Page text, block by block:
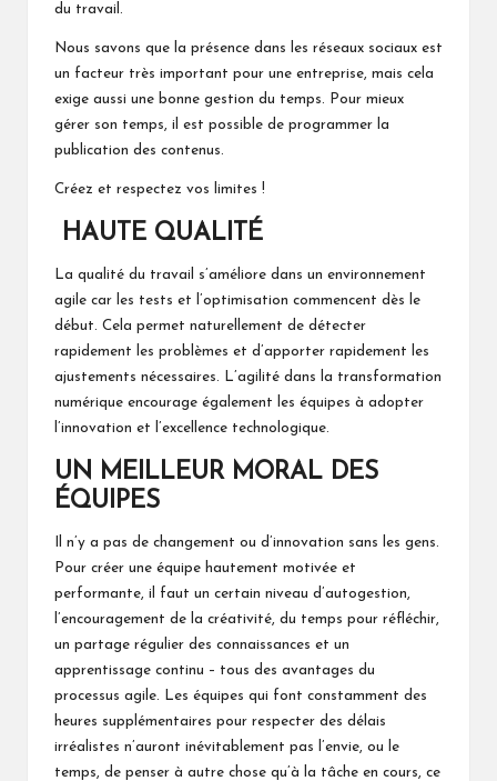
du travail.
Nous savons que la présence dans les réseaux sociaux est
un facteur très important pour une entreprise, mais cela
exige aussi une bonne gestion du temps. Pour mieux
gérer son temps, il est possible de programmer la
publication des contenus.
Créez et respectez vos limites !
HAUTE QUALITÉ
La qualité du travail s’améliore dans un environnement
agile car les tests et l’optimisation commencent dès le
début. Cela permet naturellement de détecter
rapidement les problèmes et d’apporter rapidement les
ajustements nécessaires. L’agilité dans la transformation
numérique encourage également les équipes à adopter
l’innovation et l’excellence technologique.
UN MEILLEUR MORAL DES
ÉQUIPES
Il n’y a pas de changement ou d’innovation sans les gens.
Pour créer une équipe hautement motivée et
performante, il faut un certain niveau d’autogestion,
l’encouragement de la créativité, du temps pour réfléchir,
un partage régulier des connaissances et un
apprentissage continu – tous des avantages du
processus agile. Les équipes qui font constamment des
heures supplémentaires pour respecter des délais
irréalistes n’auront inévitablement pas l’envie, ou le
temps, de penser à autre chose qu’à la tâche en cours, ce